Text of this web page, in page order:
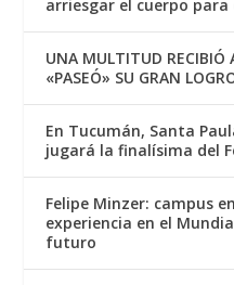
arriesgar el cuerpo
UNA MULTITUD RECIBIÓ
«PASEÓ» SU GRAN
En Tucumán, Santa
jugará la finalísima del
Felipe Minzer: campus
experiencia en el
futuro